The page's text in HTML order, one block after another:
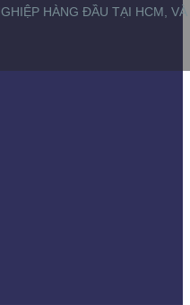
HÀNG ĐẦU TẠI HCM, VÀ